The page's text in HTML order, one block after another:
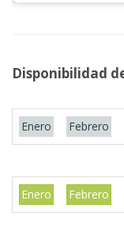
Disponibilidad
Enero Febrero
Enero Febrero